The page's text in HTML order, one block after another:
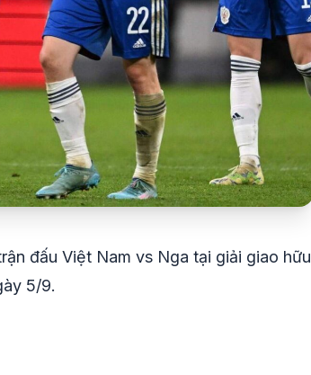
đấu Việt Nam vs Nga tại giải giao hữu
5/9.